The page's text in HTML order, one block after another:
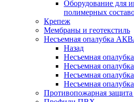
Оборудование для
полимерных
Крепеж
Мембраны и геотекстиль
Несъемная опалубка
Назад
Несъемная
Несъемная
Несъемная
Несъемная
Противопожарная